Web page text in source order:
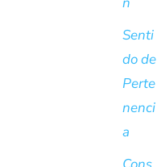
Senti
do de
Perte
nenci
a